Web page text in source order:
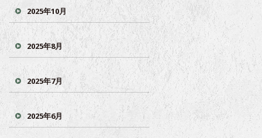
2025年10月
2025年8月
2025年7月
2025年6月